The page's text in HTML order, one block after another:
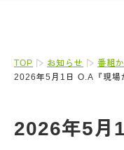
TOP お知らせ
番組
2026年5月1日 O.A『現場
2026年5月